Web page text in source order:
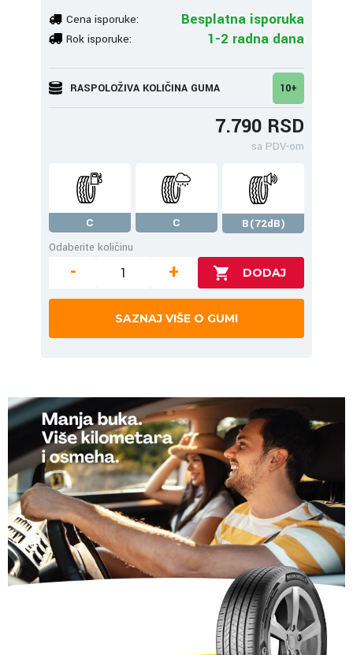
Cena isporuke: Besplatna isporuka
Rok isporuke: 1-2 radna dana
RASPOLOŽIVA KOLIČINA GUMA 10+
7.790 RSD
sa PDV-om
C C
B(72dB)
Odaberite količinu
- +
SAZNAJ VIŠE O GUMI